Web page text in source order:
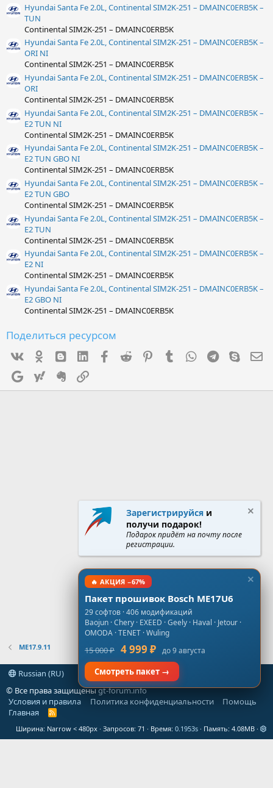
Hyundai Santa Fe 2.0L, Continental SIM2K-251 – DMAINC0ERB5K –
TUN
Continental SIM2K-251 – DMAINC0ERB5K
Hyundai Santa Fe 2.0L, Continental SIM2K-251 – DMAINC0ERB5K –
ORI NI
Continental SIM2K-251 – DMAINC0ERB5K
Hyundai Santa Fe 2.0L, Continental SIM2K-251 – DMAINC0ERB5K –
ORI
Continental SIM2K-251 – DMAINC0ERB5K
Hyundai Santa Fe 2.0L, Continental SIM2K-251 – DMAINC0ERB5K –
E2 TUN NI
Continental SIM2K-251 – DMAINC0ERB5K
Hyundai Santa Fe 2.0L, Continental SIM2K-251 – DMAINC0ERB5K –
E2 TUN GBO NI
Continental SIM2K-251 – DMAINC0ERB5K
Hyundai Santa Fe 2.0L, Continental SIM2K-251 – DMAINC0ERB5K –
E2 TUN GBO
Continental SIM2K-251 – DMAINC0ERB5K
Hyundai Santa Fe 2.0L, Continental SIM2K-251 – DMAINC0ERB5K –
E2 TUN
Continental SIM2K-251 – DMAINC0ERB5K
Hyundai Santa Fe 2.0L, Continental SIM2K-251 – DMAINC0ERB5K –
E2 NI
Continental SIM2K-251 – DMAINC0ERB5K
Hyundai Santa Fe 2.0L, Continental SIM2K-251 – DMAINC0ERB5K –
E2 GBO NI
Continental SIM2K-251 – DMAINC0ERB5K
Поделиться ресурсом
Ok mes_blogger
Linked InFacebook
Reddit PinterestTumblr WhatsAppTelegram
Skype
Google Yahoo Evernote
ME17.9.11
Russian (RU)
© Все права защищеныgt-forum.info
Условия и правила
Политика конфиденциальности
Помощь
Главная
R
S
Ширина Запросов 71 Время 0.1953s Память 4.08MB
Зарегистрируйся и
получи подарок!
Подарок придёт на почту после
регистрации.
🔥 АКЦИЯ −67%
Пакет прошивок Bosch ME17U6
29 софтов · 406 модификаций
Baojun · Chery · EXEED · Geely · Haval · Jetour ·
OMODA · TENET · Wuling
15 000 ₽ 4 999 ₽ до 9 августа
Смотреть пакет →